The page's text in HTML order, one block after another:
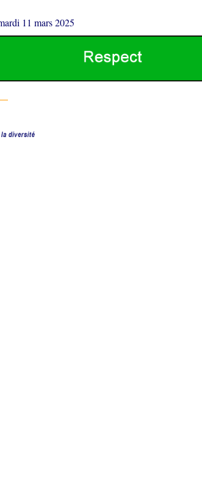
11 mars 2025